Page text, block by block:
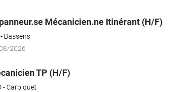
Mécanicien.ne Itinérant (H/F)(Nouvelle
Bassens
2026
TP (H/F)(Nouvelle
Carpiquet